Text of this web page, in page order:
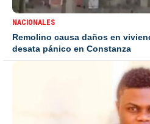
NACIONALES
Remolino causa daños en
desata pánico en Constanza